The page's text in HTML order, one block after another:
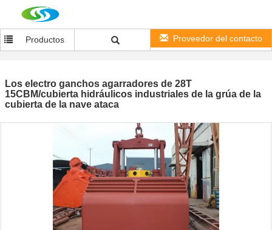
Productos Proveedor del contacto
Los electro ganchos agarradores de 28T
15CBM/cubierta hidráulicos industriales de la grúa de la
cubierta de la nave ataca